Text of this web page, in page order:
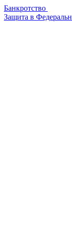
Банкротство
Защита в